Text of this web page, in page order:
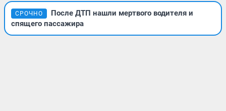
СРОЧНО
После ДТП нашли мертвого водителя и
спящего пассажира